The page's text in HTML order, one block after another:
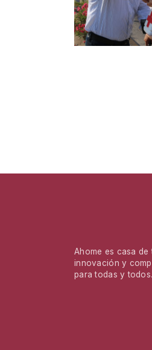
Ahome es casa
innovación y
para todas y todos.